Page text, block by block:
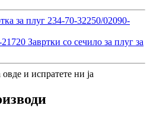
за плуг 234-70-32250/02090-
Завртки со сечило за плуг за
и испратете ни ја